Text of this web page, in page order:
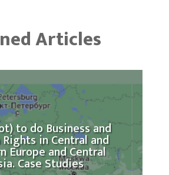
Articles
to do Business and
in Central and
Europe and Central
Case Studies